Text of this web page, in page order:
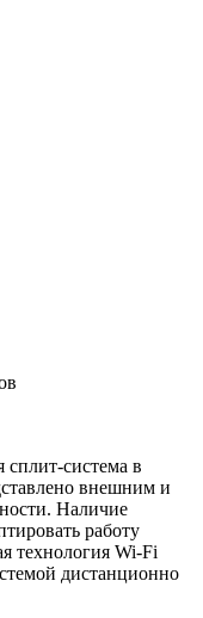
сплит-система в
внешним и
Наличие
работу
технология Wi-Fi
дистанционно